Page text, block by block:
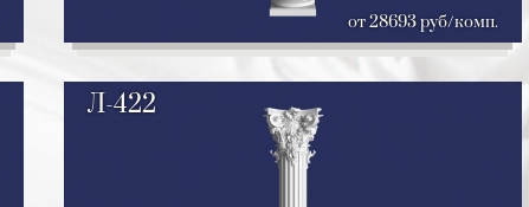
от 28693 руб/комп.
Л-422